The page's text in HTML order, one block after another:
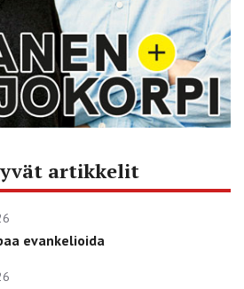
artikkelit
evankelioida